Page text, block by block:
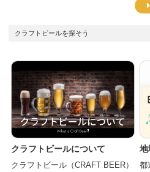
クラフトビールを探そう
クラフトビールについて
クラフトビール（CRAFT BEER）
地
都